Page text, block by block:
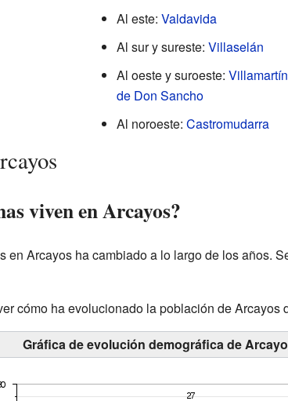
Al este: Valdavida
Al sur y sureste: Villaselán
Al oeste y suroeste: Villamartín
de Don Sancho
Al noroeste: Castromudarra
viven en Arcayos?
en Arcayos ha cambiado a lo largo de los años.
cómo ha evolucionado la población de Arcayos
Gráfica de evolución demográfica de